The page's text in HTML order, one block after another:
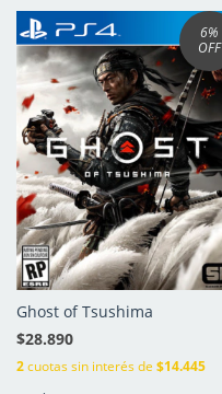
6%
OFF
Ghost of Tsushima
$28.890
2cuotas sin interés de $14.445